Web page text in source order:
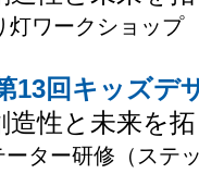
灯ワークショップ
13回キッズデ
性と未来を
ター研修（ステ